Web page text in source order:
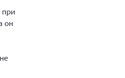
при
он